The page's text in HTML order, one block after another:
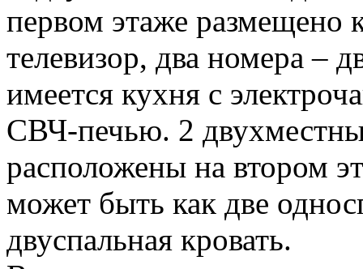
первом этаже размещено
телевизор, два номера –
имеется кухня с
СВЧ-печью. 2
расположены на втором
может быть как две
двуспальная кровать.